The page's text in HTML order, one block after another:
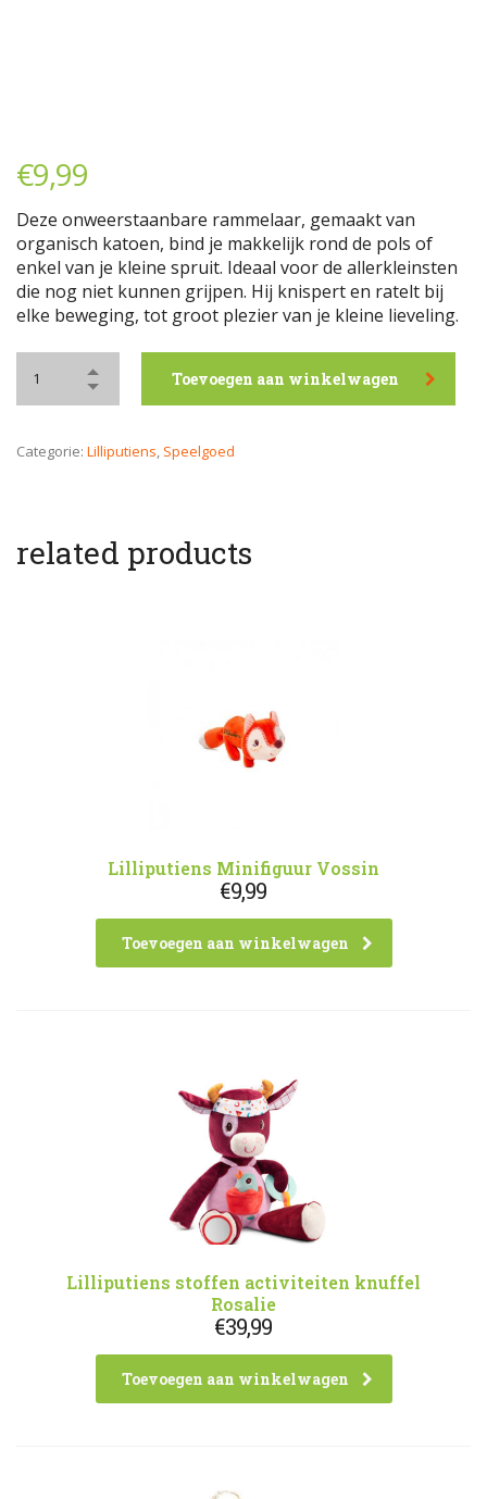
€9,99
Deze onweerstaanbare rammelaar, gemaakt van
organisch katoen, bind je makkelijk rond de pols of
enkel van je kleine spruit. Ideaal voor de allerkleinsten
die nog niet kunnen grijpen. Hij knispert en ratelt bij
elke beweging, tot groot plezier van je kleine lieveling.
Toevoegen aan winkelwagen
Categorie: Lilliputiens, Speelgoed
related products
Lilliputiens Minifiguur Vossin
€9,99
Toevoegen aan winkelwagen
Lilliputiens stoffen activiteiten knuffel
Rosalie
€39,99
Toevoegen aan winkelwagen